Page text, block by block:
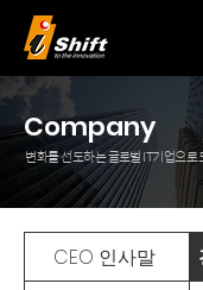
Company
변화를 선도하는 글로벌 IT기업으로
CEO 인사말